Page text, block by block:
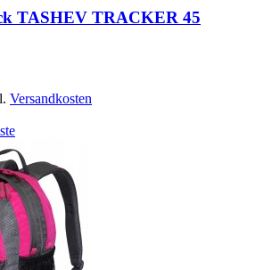
TASHEV TRACKER 45
Versandkosten